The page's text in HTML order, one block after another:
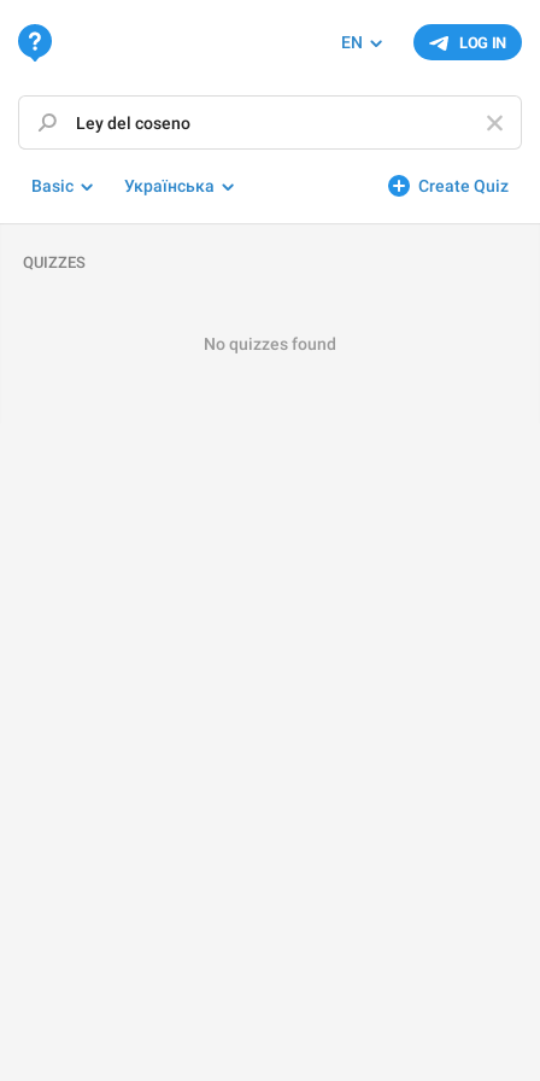
LOG IN
EN
Create Quiz
Basic Українська
QUIZZES
No quizzes found